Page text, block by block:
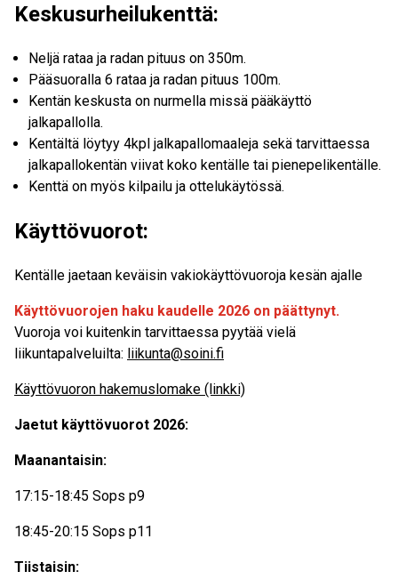
Keskusurheilukenttä:
Neljä rataa ja radan pituus on 350m.
Pääsuoralla 6 rataa ja radan pituus 100m.
Kentän keskusta on nurmella missä pääkäyttö
jalkapallolla.
Kentältä löytyy 4kpl jalkapallomaaleja sekä tarvittaessa
jalkapallokentän viivat koko kentälle tai pienepelikentälle.
Kenttä on myös kilpailu ja ottelukäytössä.
Käyttövuorot:
Kentälle jaetaan keväisin vakiokäyttövuoroja kesän ajalle
Käyttövuorojen haku kaudelle 2026 on päättynyt.
Vuoroja voi kuitenkin tarvittaessa pyytää vielä
liikuntapalveluilta: liikunta@soini.fi
Käyttövuoron hakemuslomake (linkki)
Jaetut käyttövuorot 2026:
Maanantaisin:
17:15-18:45 Sops p9
18:45-20:15 Sops p11
Tiistaisin: